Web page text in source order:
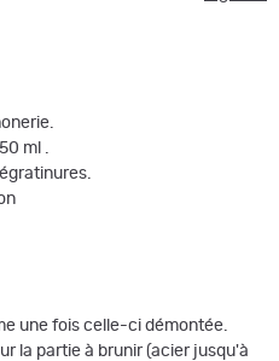
ml .
une fois celle-ci démontée.
la partie à brunir (acier jusqu'à